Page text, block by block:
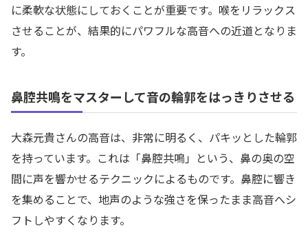
に柔軟な状態にしておくことが重要です。喉をリラックス
させることが、結果的にパワフルな高音への近道となりま
す。
鼻腔共鳴をマスターして音の輪郭をはっきりさせる
大森元貴さんの高音は、非常に明るく、パキッとした輪郭
を持っています。これは「鼻腔共鳴」という、鼻の奥の空
間に声を響かせるテクニックによるものです。鼻腔に響き
を集めることで、地声のような強さを保ったまま高音へシ
フトしやすくなります。